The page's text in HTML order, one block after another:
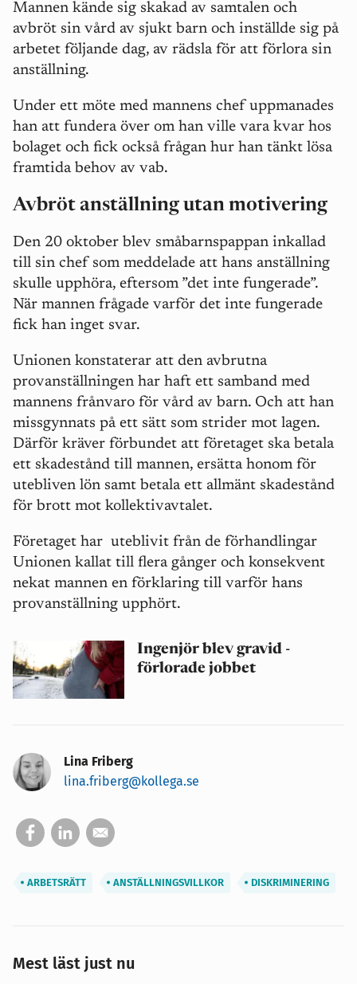
Mannen kände sig skakad av samtalen och
avbröt sin vård av sjukt barn och inställde sig på
arbetet följande dag, av rädsla för att förlora sin
anställning.
Under ett möte med mannens chef uppmanades
han att fundera över om han ville vara kvar hos
bolaget och fick också frågan hur han tänkt lösa
framtida behov av vab.
Avbröt anställning utan motivering
Den 20 oktober blev småbarnspappan inkallad
till sin chef som meddelade att hans anställning
skulle upphöra, eftersom ”det inte fungerade”.
När mannen frågade varför det inte fungerade
fick han inget svar.
Unionen konstaterar att den avbrutna
provanställningen har haft ett samband med
mannens frånvaro för vård av barn. Och att han
missgynnats på ett sätt som strider mot lagen.
Därför kräver förbundet att företaget ska betala
ett skadestånd till mannen, ersätta honom för
utebliven lön samt betala ett allmänt skadestånd
för brott mot kollektivavtalet.
Företaget har uteblivit från de förhandlingar
Unionen kallat till flera gånger och konsekvent
nekat mannen en förklaring till varför hans
provanställning upphört.
Ingenjör blev gravid -
förlorade jobbet
Lina Friberg
lina.friberg@kollega.se
ARBETSRÄTT ANSTÄLLNINGSVILLKOR DISKRIMINERING
Mest läst just nu